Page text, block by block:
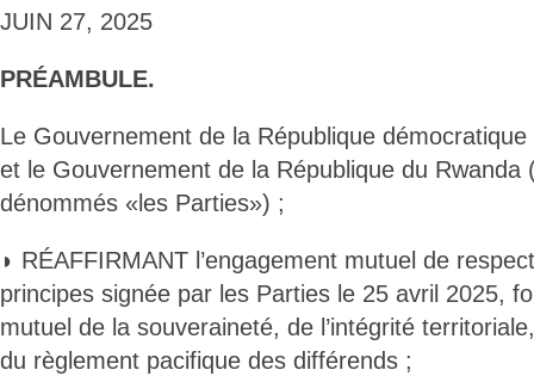
JUIN 27, 2025
PRÉAMBULE.
Le Gouvernement de la République
et le Gouvernement de la République du Rwanda
dénommés «les Parties») ;
◗ RÉAFFIRMANT l’engagement mutuel de
principes signée par les Parties le 25 avril 2025,
mutuel de la souveraineté, de l’intégrité
du règlement pacifique des différends ;